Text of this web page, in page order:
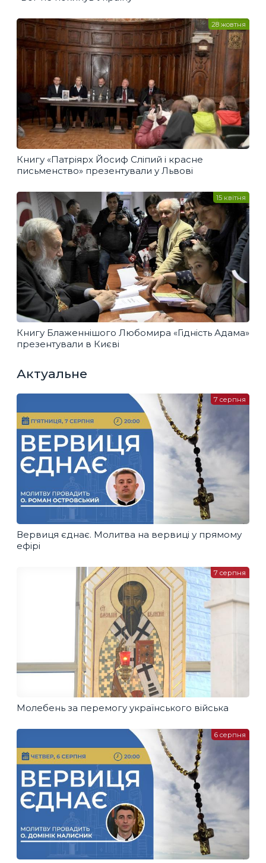
Книгу «Патріярх Йосиф Сліпий і красне
письменство» презентували у Львові
28 жовтня
Книгу Блаженнішого Любомира «Гідність Адама»
презентували в Києві
15 квітня
Актуальне
Вервиця єднає. Молитва на вервиці у прямому
ефірі
7 серпня
Молебень за перемогу українського війська
7 серпня
6 серпня